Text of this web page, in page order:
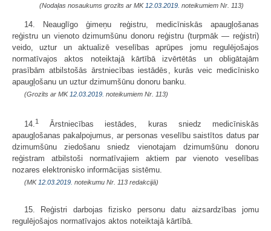
(Nodaļas nosaukums grozīts ar MK 12.03.2019. noteikumiem Nr. 113)
14. Neauglīgo ģimeņu reģistru, medicīniskās apaugļošanas
reģistru un vienoto dzimumšūnu donoru reģistru (turpmāk — reģistri)
veido, uztur un aktualizē veselības aprūpes jomu regulējošajos
normatīvajos aktos noteiktajā kārtībā izvērtētās un obligātajām
prasībām atbilstošās ārstniecības iestādēs, kurās veic medicīnisko
apaugļošanu un uztur dzimumšūnu donoru banku.
(Grozīts ar MK 12.03.2019. noteikumiem Nr. 113)
14. 1
Ārstniecības iestādes, kuras sniedz medicīniskās
apaugļošanas pakalpojumus, ar personas veselību saistītos datus par
dzimumšūnu ziedošanu sniedz vienotajam dzimumšūnu donoru
reģistram atbilstoši normatīvajiem aktiem par vienoto veselības
nozares elektronisko informācijas sistēmu.
(MK 12.03.2019. noteikumu Nr. 113 redakcijā)
15. Reģistri darbojas fizisko personu datu aizsardzības jomu
regulējošajos normatīvajos aktos noteiktajā kārtībā.